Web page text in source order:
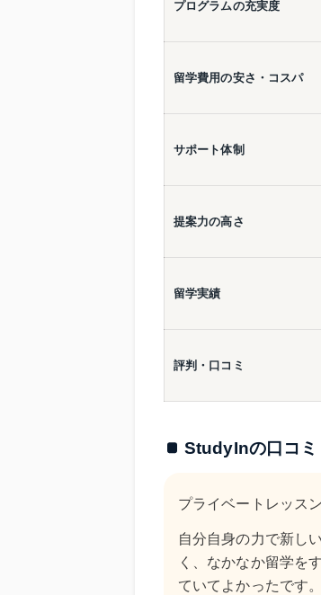
プログラムの充実度
留学費用の安さ・コスパ
サポート体制
提案力の高さ
留学実績
評判・口コミ
StudyInの口コミ
プライベートレッス
自分自身の力で新し
く、なかなか留学を
ていてよかったです